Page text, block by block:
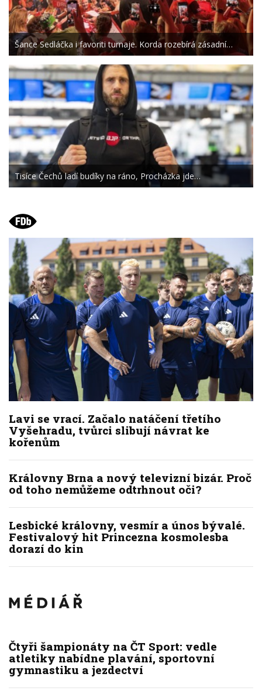
Šance Sedláčka i favoriti turnaje. Korda rozebírá zásadní…
Tisíce Čechů ladí budíky na ráno, Procházka jde…
Lavi se vrací. Začalo natáčení třetího
Vyšehradu, tvůrci slibují návrat ke
kořenům
Královny Brna a nový televizní bizár. Proč
od toho nemůžeme odtrhnout oči?
Lesbické královny, vesmír a únos bývalé.
Festivalový hit Princezna kosmolesba
dorazí do kin
Čtyři šampionáty na ČT Sport: vedle
atletiky nabídne plavání, sportovní
gymnastiku a jezdectví